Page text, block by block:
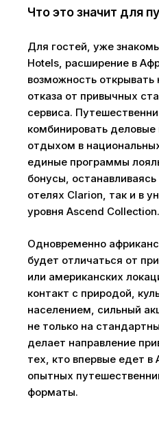
Что это значит для
Для гостей, уже
Hotels, расширение в
возможность открывать
отказа от привычных
сервиса.
комбинировать деловые
отдыхом в
единые программы
бонусы, останавливаясь
отелях Clarion, так и в
уровня Ascend Collection.
Одновременно
будет отличаться от
или американских
контакт с природой,
населением, сильный
не только на
делает направление
тех, кто впервые едет в
опытных
форматы.